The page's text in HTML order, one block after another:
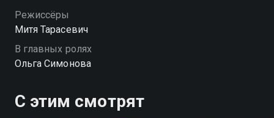
Режиссёры
Митя Тарасевич
В главных ролях
Ольга Симонова
С этим смотрят